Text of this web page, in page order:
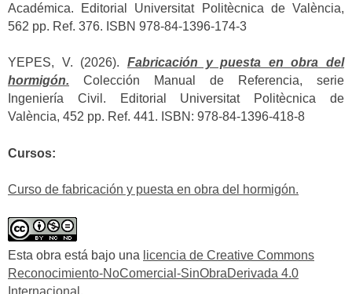
Académica. Editorial Universitat Politècnica de València,
562 pp. Ref. 376. ISBN 978-84-1396-174-3
YEPES, V. (2026). Fabricación y puesta en obra del
hormigón. Colección Manual de Referencia, serie
Ingeniería Civil. Editorial Universitat Politècnica de
València, 452 pp. Ref. 441. ISBN: 978-84-1396-418-8
Cursos:
Curso de fabricación y puesta en obra del hormigón.
Esta obra está bajo una licencia de Creative Commons
Reconocimiento-NoComercial-SinObraDerivada 4.0
Internacional .